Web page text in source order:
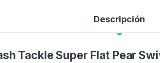
Descripción
Tackle Super Flat Pear